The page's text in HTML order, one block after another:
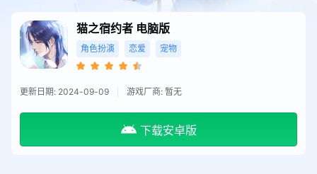
猫之宿约者 电脑版
角色扮演 恋爱 宠物
更新日期: 2024-09-09 游戏厂商: 暂无
下载安卓版